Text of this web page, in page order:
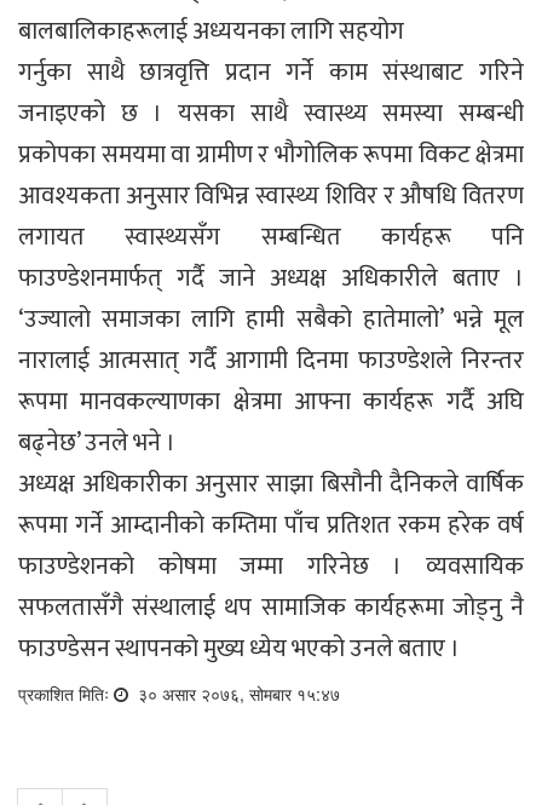
बालबालिकाहरूलाई अध्ययनका लागि सहयोग
गर्नुका साथै छात्रवृत्ति प्रदान गर्ने काम संस्थाबाट गरिने
जनाइएको छ । यसका साथै स्वास्थ्य समस्या सम्बन्धी
प्रकोपका समयमा वा ग्रामीण र भौगोलिक रूपमा विकट क्षेत्रमा
आवश्यकता अनुसार विभिन्न स्वास्थ्य शिविर र औषधि वितरण
लगायत स्वास्थ्यसँग सम्बन्धित कार्यहरू पनि
फाउण्डेशनमार्फत् गर्दै जाने अध्यक्ष अधिकारीले बताए ।
‘उज्यालो समाजका लागि हामी सबैको हातेमालो’ भन्ने मूल
नारालाई आत्मसात् गर्दै आगामी दिनमा फाउण्डेशले निरन्तर
रूपमा मानवकल्याणका क्षेत्रमा आफ्ना कार्यहरू गर्दै अघि
बढ्नेछ’ उनले भने ।
अध्यक्ष अधिकारीका अनुसार साझा बिसौनी दैनिकले वार्षिक
रूपमा गर्ने आम्दानीको कम्तिमा पाँच प्रतिशत रकम हरेक वर्ष
फाउण्डेशनको कोषमा जम्मा गरिनेछ । व्यवसायिक
सफलतासँगै संस्थालाई थप सामाजिक कार्यहरूमा जोड्नु नै
फाउण्डेसन स्थापनको मुख्य ध्येय भएको उनले बताए ।
प्रकाशित मितिः ३० असार २०७६, सोमबार १५:४७